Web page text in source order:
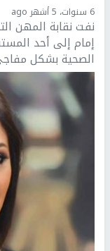
6 سنوات، 5 أشهر ago
نفت نقابة المهن
إمام إلى أحد
الصحية بشكل